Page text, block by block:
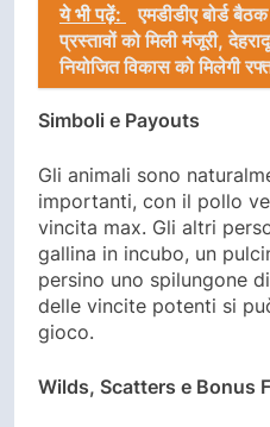
ये भी पढ़ें:
एमडीडीए बोर्ड
प्रस्तावों को मिली मंजूरी,
नियोजित विकास को मिलेगी
Simboli e Payouts
Gli animali sono
importanti, con il pollo
vincita max. Gli altri
gallina in incubo, un
persino uno spilungone
delle vincite potenti si
gioco.
Wilds, Scatters e Bonus